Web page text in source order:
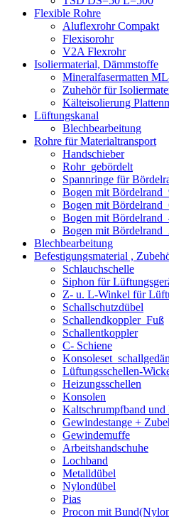
Flexible Rohre
Aluflexrohr Compakt
Flexisorohr
V2A Flexrohr
Isoliermaterial, Dämmstoffe
Mineralfasermatten
Zuhehör für
Kälteisolierung
Lüftungskanal
Blechbearbeitung
Rohre für Materialtransport
Handschieber
Rohr_gebördelt
Spannringe für
Bogen mit
Bogen mit
Bogen mit
Bogen mit
Blechbearbeitung
Befestigungsmaterial ,
Schlauchschelle
Siphon für
Z- u. L-Winkel für
Schallschutzdübel
Schallendkoppler_Fuß
Schallentkoppler
C- Schiene
Lüftungsschellen-
Heizungsschellen
Konsolen
Kaltschrumpfband und
Gewindestange +
Gewindemuffe
Arbeitshandschuhe
Lochband
Metalldübel
Nylondübel
Pias
Procon mit